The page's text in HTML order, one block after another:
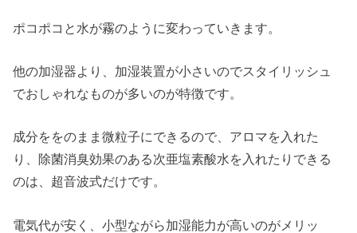
ポコポコと水が霧のように変わっていきます。
他の加湿器より、加湿装置が小さいのでスタイリッシュ
でおしゃれなものが多いのが特徴です。
成分ををのまま微粒子にできるので、アロマを入れた
り、除菌消臭効果のある次亜塩素酸水を入れたりできる
のは、超音波式だけです。
電気代が安く、小型ながら加湿能力が高いのがメリッ